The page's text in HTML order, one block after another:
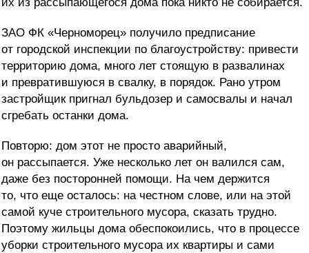
их из рассыпающегося дома пока никто не собирается.
ЗАО ФК «Черноморец» получило предписание
от городской инспекции по благоустройству: привести
территорию дома, много лет стоящую в развалинах
и превратившуюся в свалку, в порядок. Рано утром
застройщик пригнал бульдозер и самосвалы и начал
сгребать останки дома.
Повторю: дом этот не просто аварийный,
он рассыпается. Уже несколько лет он валился сам,
даже без посторонней помощи. На чем держится
то, что еще осталось: на честном слове, или на этой
самой куче строительного мусора, сказать трудно.
Поэтому жильцы дома обеспокоились, что в процессе
уборки строительного мусора их квартиры и сами